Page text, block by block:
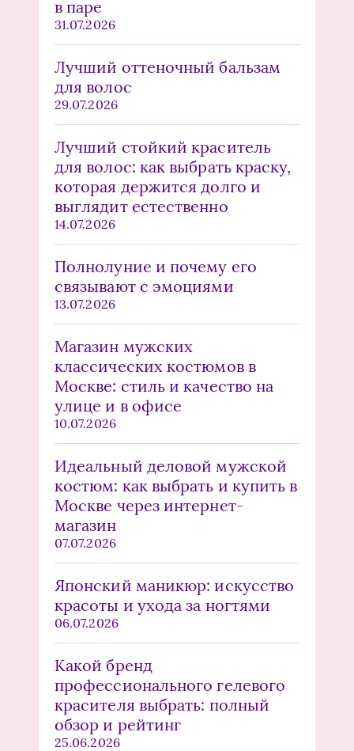
в паре
31.07.2026
Лучший оттеночный бальзам
для волос
29.07.2026
Лучший стойкий краситель
для волос: как выбрать краску,
которая держится долго и
выглядит естественно
14.07.2026
Полнолуние и почему его
связывают с эмоциями
13.07.2026
Магазин мужских
классических костюмов в
Москве: стиль и качество на
улице и в офисе
10.07.2026
Идеальный деловой мужской
костюм: как выбрать и купить в
Москве через интернет-
магазин
07.07.2026
Японский маникюр: искусство
красоты и ухода за ногтями
06.07.2026
Какой бренд
профессионального гелевого
красителя выбрать: полный
обзор и рейтинг
25.06.2026